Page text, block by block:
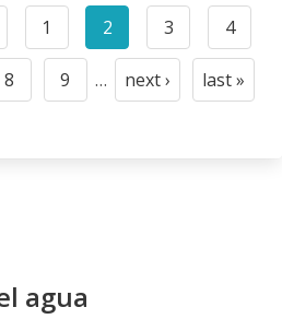
Page
1
Current
page
2
Page
3
Page
4
Page
8
Page
9 …
Next
next ›
Last
last »
agua